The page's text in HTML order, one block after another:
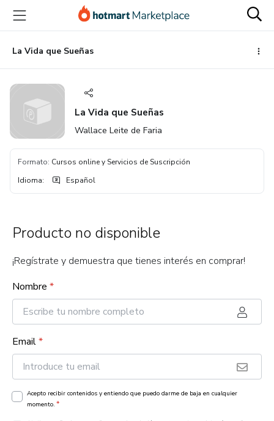
principal
página
de
página
La Vida que Sueñas
La Vida que Sueñas
Wallace Leite de Faria
Formato: Cursos online y Servicios de Suscripción
Idioma: Español
Producto no disponible
¡Regístrate y demuestra que tienes interés en comprar!
Nombre *
Email*
Acepto recibir contenidos y entiendo que puedo darme de baja en cualquier
momento. *